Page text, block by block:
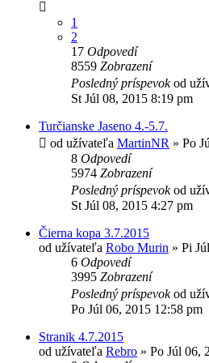
1
2
17 Odpovedí
8559 Zobrazení
Posledný príspevokod
St Júl 08, 2015 8:19 pm
Turčianske Jaseno 4.-5.7.
od užívateľa MartinNR » Po
8 Odpovedí
5974 Zobrazení
Posledný príspevokod
St Júl 08, 2015 4:27 pm
Čierna kopa 3.7.2015
od užívateľa Robo Murin » Pi
6 Odpovedí
3995 Zobrazení
Posledný príspevokod
Po Júl 06, 2015 12:58 pm
Stranik 4.7.2015
od užívateľa Rebro » Po Júl 06,